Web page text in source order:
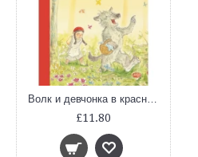
Волк и девчонка в красной шапке
£11.80